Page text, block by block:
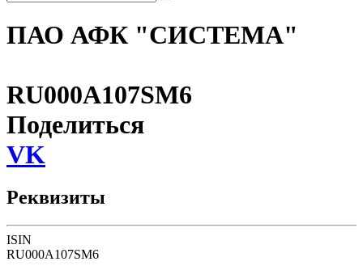
ПАО АФК "СИСТЕМА"
RU000A107SM6
Поделиться
VK
Реквизиты
ISIN
RU000A107SM6